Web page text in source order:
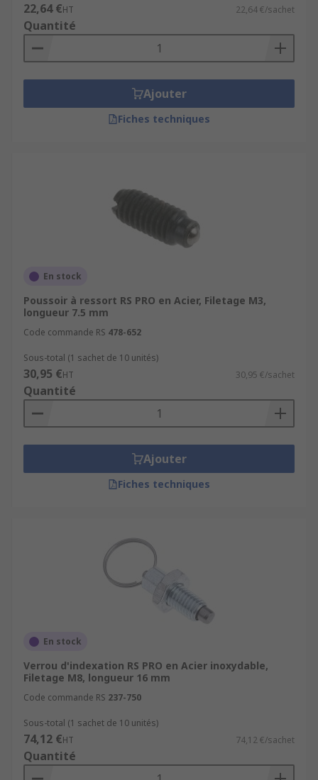
22,64 €HT 22,64 €/sachet
Quantité
Ajouter
Fiches techniques
En stock
Poussoir à ressort RS PRO en Acier, Filetage M3,
longueur 7.5 mm
Code commande RS 478-652
Sous-total (1 sachet de 10 unités)
30,95 €HT 30,95 €/sachet
Quantité
Ajouter
Fiches techniques
En stock
Verrou d'indexation RS PRO en Acier inoxydable,
Filetage M8, longueur 16 mm
Code commande RS 237-750
Sous-total (1 sachet de 10 unités)
74,12 €HT 74,12 €/sachet
Quantité